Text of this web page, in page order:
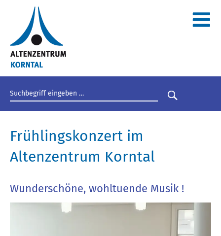
Suchbegriff eingeben
Suche
Frühlingskonzert im
Altenzentrum Korntal
Wunderschöne, wohltuende Musik !